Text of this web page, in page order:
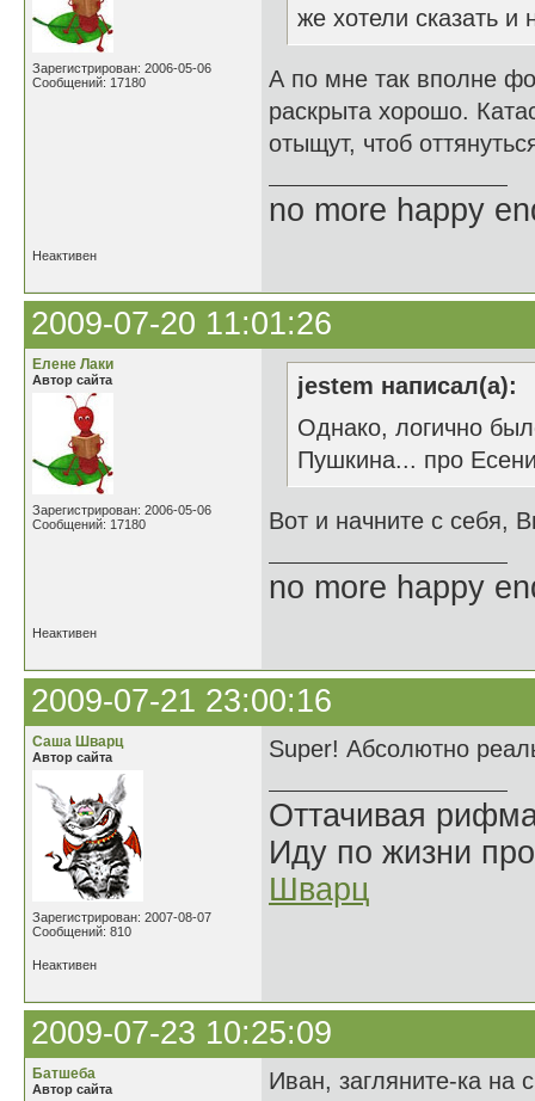
Зарегистрирован: 2006-05-06
Сообщений: 17180
же хотели сказать и
А по мне так вполне
раскрыта хорошо.
отыщут, чтоб
no more happy
Неактивен
2009-07-20 11:01:26
Елене Лаки
Автор сайта
Зарегистрирован: 2006-05-06
Сообщений: 17180
jestem написал(а):
Однако, логично
Пушкина... про
Вот и начните с себя,
no more happy
Неактивен
2009-07-21 23:00:16
Саша Шварц
Автор сайта
Зарегистрирован: 2007-08-07
Сообщений: 810
Super! Абсолютно
Оттачивая
Иду по жизни
Шварц
Неактивен
2009-07-23 10:25:09
Батшеба
Автор сайта
Иван, загляните-ка на